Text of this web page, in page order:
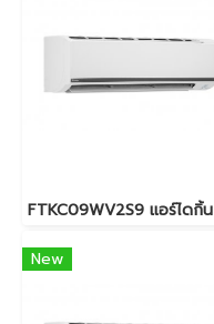
New